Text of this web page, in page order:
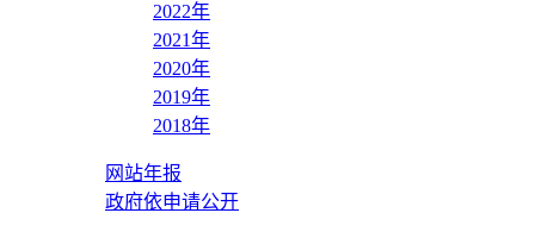
2022年
2021年
2020年
2019年
2018年
网站年报
政府依申请公开